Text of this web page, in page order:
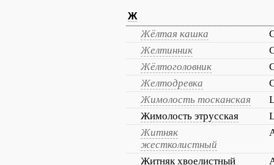
Ж
Жёлтая кашка
Желтинник
Жёлтоголовник
Желтодревка
Жимолость тосканская
Жимолость этрусская
Житняк
жестколистный
Житняк хвоелистный